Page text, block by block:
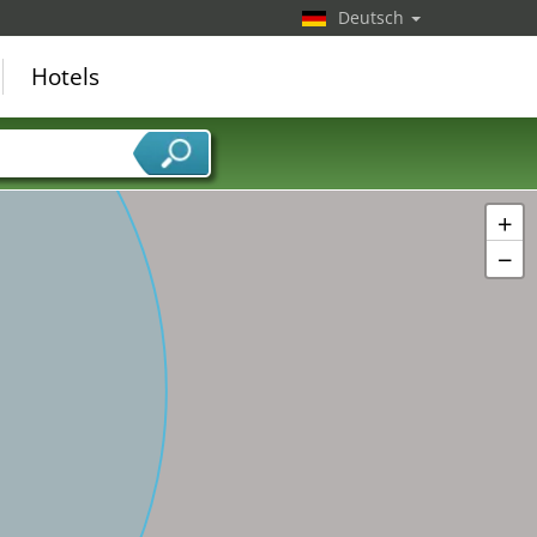
+
−
Deutsch
Hotels